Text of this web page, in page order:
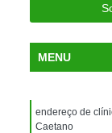
para Animais
Santo
Veterinária para
MENU
endereço de
Caetano